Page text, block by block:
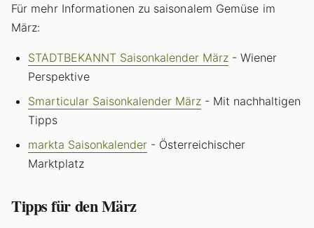
Für mehr Informationen zu saisonalem Gemüse im
März:
STADTBEKANNT Saisonkalender März - Wiener
Perspektive
Smarticular Saisonkalender März - Mit nachhaltigen
Tipps
markta Saisonkalender - Österreichischer
Marktplatz
Tipps für den März